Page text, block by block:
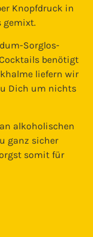
Knopfdruck in
gemixt.
Sorglos-
benötigt
liefern wir
Dich um nichts
alkoholischen
ganz sicher
somit für